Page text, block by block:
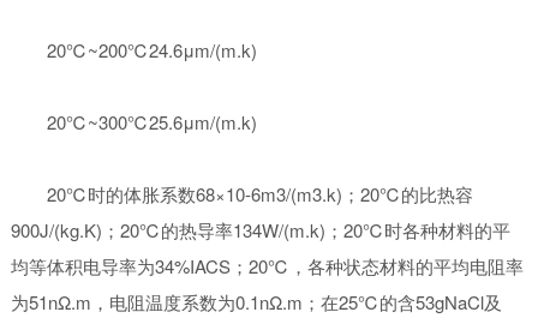
20℃~200℃24.6μm/(m.k)
20℃~300℃25.6μm/(m.k)
20℃时的体胀系数68×10-6m3/(m3.k)；20℃的比热容
900J/(kg.K)；20℃的热导率134W/(m.k)；20℃时各种材料的平
均等体积电导率为34%IACS；20℃，各种状态材料的平均电阻率
为51nΩ.m，电阻温度系数为0.1nΩ.m；在25℃的含53gNaCl及